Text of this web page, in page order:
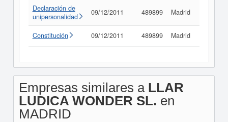
Declaración de
unipersonalidad
09/12/2011 489899 Madrid
Constitución 09/12/2011 489899 Madrid
Empresas similares a LLAR
LUDICA WONDER SL. en
MADRID